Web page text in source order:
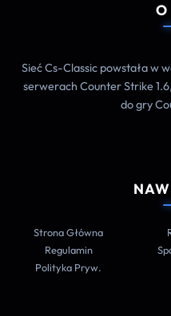
O
Sieć Cs-Classic powstała w
serwerach Counter Strike
do gry
Strona Główna
Regulamin
Polityka Pryw.